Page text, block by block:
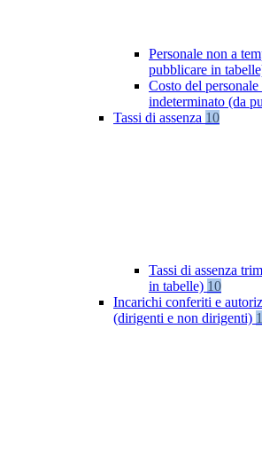
Personale non a
pubblicare in
Costo del
indeterminato (da
Tassi di assenza 10
Tassi di assenza
in tabelle) 10
Incarichi conferiti e
(dirigenti e non dirigenti)